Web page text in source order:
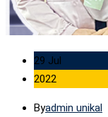
29 Jul
2022
Byadmin unikal